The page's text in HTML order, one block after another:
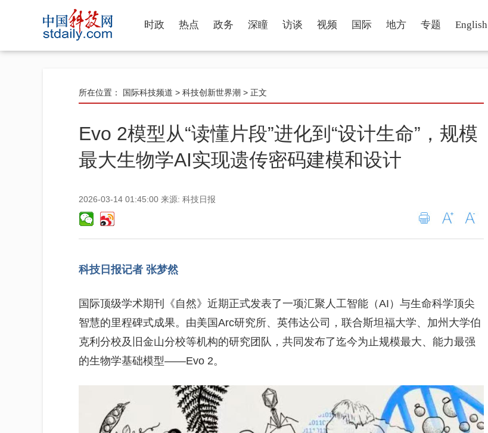
时政 热点 政务 深瞳 访谈 视频 国际 地方 专题 English
所在位置： 国际科技频道 > 科技创新世界潮 > 正文
Evo 2模型从“读懂片段”进化到“设计生命”，规模
最大生物学AI实现遗传密码建模和设计
2026-03-14 01:45:00 来源: 科技日报
科技日报记者 张梦然
国际顶级学术期刊《自然》近期正式发表了一项汇聚人工智能（AI）与生命科学顶尖
智慧的里程碑式成果。由美国Arc研究所、英伟达公司，联合斯坦福大学、加州大学伯
克利分校及旧金山分校等机构的研究团队，共同发布了迄今为止规模最大、能力最强
的生物学基础模型——Evo 2。